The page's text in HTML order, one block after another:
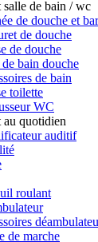
salle de bain / wc
de douche et
de douche
de douche
bain douche
de bain
toilette
WC
au quotidien
auditif
roulant
de marche